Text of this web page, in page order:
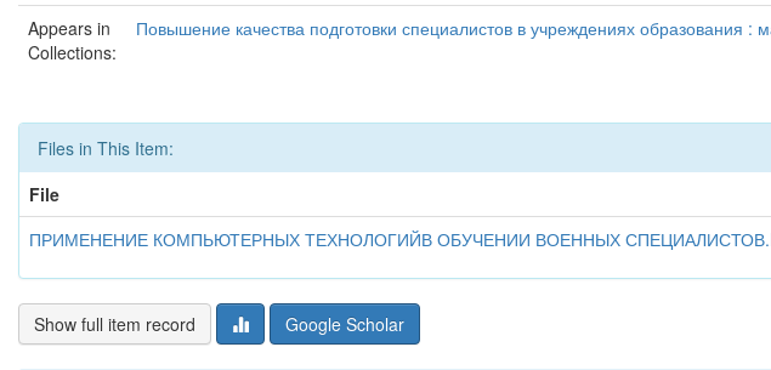
Appears in
Collections:
Повышение качества подготовки специалистов в учреждениях образования :
Files in This Item:
File
ПРИМЕНЕНИЕ КОМПЬЮТЕРНЫХ ТЕХНОЛОГИЙВ ОБУЧЕНИИ ВОЕННЫХ
Show full item record Google Scholar